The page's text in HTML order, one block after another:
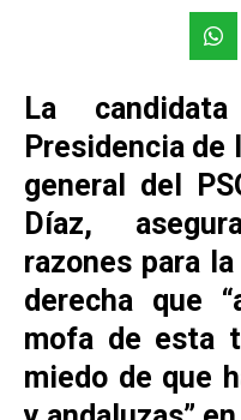
La
Presidencia de
general del
Díaz,
razones para
derecha que
mofa de esta
miedo de que